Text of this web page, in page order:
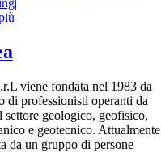
|
viene fondata nel 1983 da
di professionisti operanti da
settore geologico, geofisico,
e geotecnico. Attualmente
da un gruppo di persone